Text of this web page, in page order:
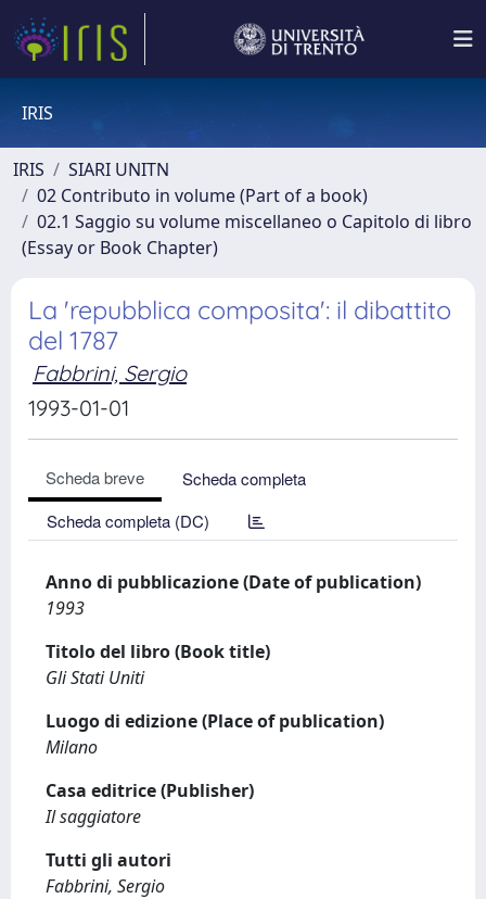
IRIS
IRIS
SIARI UNITN
02 Contributo in volume (Part of a book)
02.1 Saggio su volume miscellaneo o Capitolo di libro
(Essay or Book Chapter)
La 'repubblica composita': il dibattito
del 1787
Fabbrini, Sergio
1993-01-01
Scheda breve
Scheda completa
Scheda completa (DC)
Anno di pubblicazione (Date of publication)
1993
Titolo del libro (Book title)
Gli Stati Uniti
Luogo di edizione (Place of publication)
Milano
Casa editrice (Publisher)
Il saggiatore
Tutti gli autori
Fabbrini, Sergio